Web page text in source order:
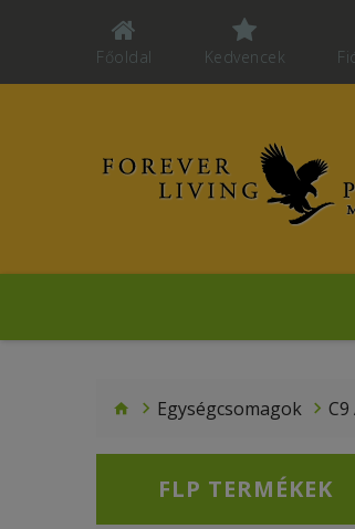
Főoldal Kedvencek
Egységcsomagok C9
FLP TERMÉKEK